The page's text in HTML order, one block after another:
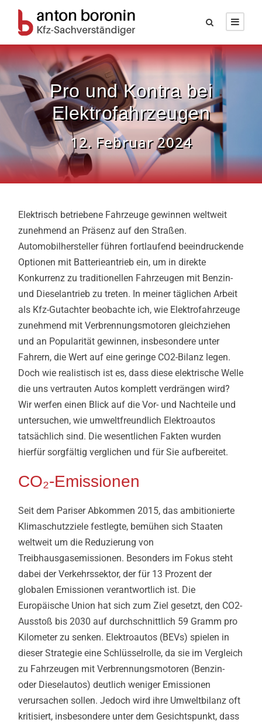
Pro und Kontra bei
Elektrofahrzeugen
12. Februar 2024
Elektrisch betriebene Fahrzeuge gewinnen weltweit
zunehmend an Präsenz auf den Straßen.
Automobilhersteller führen fortlaufend beeindruckende
Optionen mit Batterieantrieb ein, um in direkte
Konkurrenz zu traditionellen Fahrzeugen mit Benzin-
und Dieselantrieb zu treten. In meiner täglichen Arbeit
als Kfz-Gutachter beobachte ich, wie Elektrofahrzeuge
zunehmend mit Verbrennungsmotoren gleichziehen
und an Popularität gewinnen, insbesondere unter
Fahrern, die Wert auf eine geringe CO2-Bilanz legen.
Doch wie realistisch ist es, dass diese elektrische Welle
die uns vertrauten Autos komplett verdrängen wird?
Wir werfen einen Blick auf die Vor- und Nachteile und
untersuchen, wie umweltfreundlich Elektroautos
tatsächlich sind. Die wesentlichen Fakten wurden
hierfür sorgfältig verglichen und für Sie aufbereitet.
CO₂-Emissionen
Seit dem Pariser Abkommen 2015, das ambitionierte
Klimaschutzziele festlegte, bemühen sich Staaten
weltweit um die Reduzierung von
Treibhausgasemissionen. Besonders im Fokus steht
dabei der Verkehrssektor, der für 13 Prozent der
globalen Emissionen verantwortlich ist. Die
Europäische Union hat sich zum Ziel gesetzt, den CO2-
Ausstoß bis 2030 auf durchschnittlich 59 Gramm pro
Kilometer zu senken. Elektroautos (BEVs) spielen in
dieser Strategie eine Schlüsselrolle, da sie im Vergleich
zu Fahrzeugen mit Verbrennungsmotoren (Benzin-
oder Dieselautos) deutlich weniger Emissionen
verursachen sollen. Jedoch wird ihre Umweltbilanz oft
kritisiert, insbesondere unter dem Gesichtspunkt, dass